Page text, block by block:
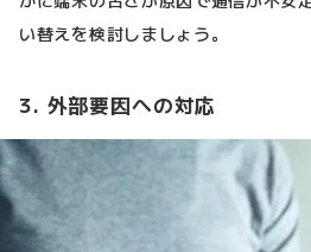
い替えを検討しましょう。
3. 外部要因への対応